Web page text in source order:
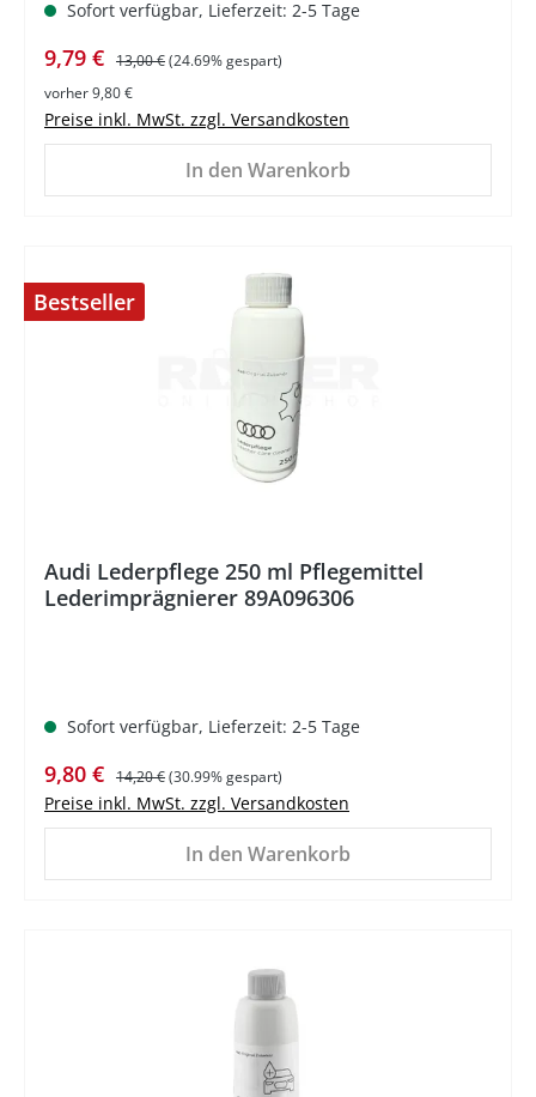
Sofort verfügbar, Lieferzeit: 2-5 Tage
Verkaufspreis:
9,79 € Regulärer Preis:
13,00 €(24.69% gespart)
vorher 9,80 €
Preise inkl. MwSt. zzgl. Versandkosten
In den Warenkorb
Bestseller
Audi Lederpflege 250 ml Pflegemittel
Lederimprägnierer 89A096306
Sofort verfügbar, Lieferzeit: 2-5 Tage
Verkaufspreis:
9,80 € Regulärer Preis:
14,20 €(30.99% gespart)
Preise inkl. MwSt. zzgl. Versandkosten
In den Warenkorb